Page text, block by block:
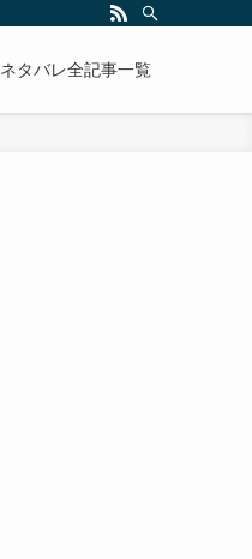
ネタバレ全記事一覧